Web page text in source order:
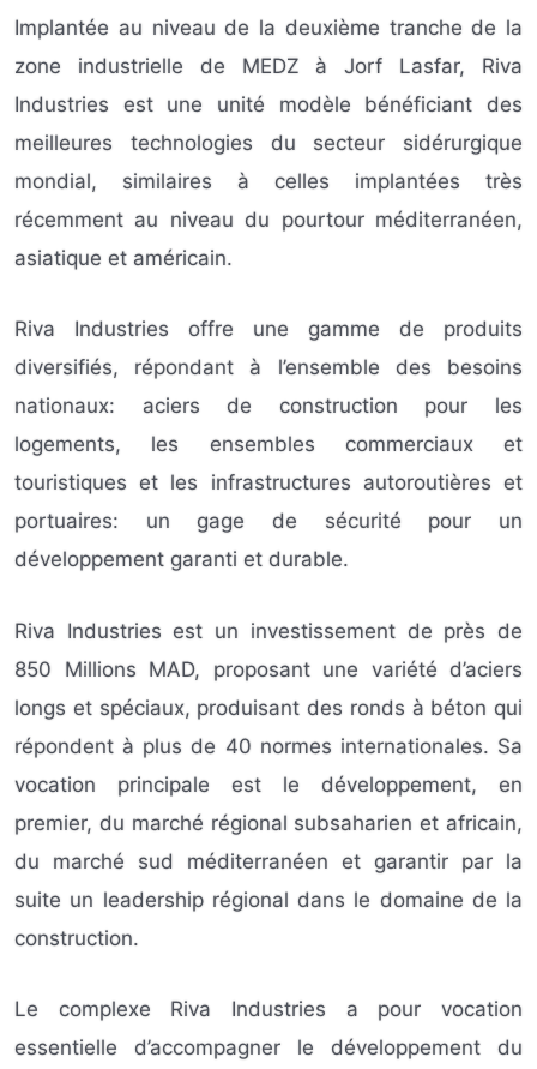
Implantée au niveau de la deuxième tranche de la
zone industrielle de MEDZ à Jorf Lasfar, Riva
Industries est une unité modèle bénéficiant des
meilleures technologies du secteur sidérurgique
mondial, similaires à celles implantées très
récemment au niveau du pourtour méditerranéen,
asiatique et américain.
Riva Industries offre une gamme de produits
diversifiés, répondant à l’ensemble des besoins
nationaux: aciers de construction pour les
logements, les ensembles commerciaux et
touristiques et les infrastructures autoroutières et
portuaires: un gage de sécurité pour un
développement garanti et durable.
Riva Industries est un investissement de près de
850 Millions MAD, proposant une variété d’aciers
longs et spéciaux, produisant des ronds à béton qui
répondent à plus de 40 normes internationales. Sa
vocation principale est le développement, en
premier, du marché régional subsaharien et africain,
du marché sud méditerranéen et garantir par la
suite un leadership régional dans le domaine de la
construction.
Le complexe Riva Industries a pour vocation
essentielle d’accompagner le développement du